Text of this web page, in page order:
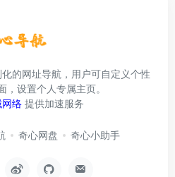
的网址导航，用户可自定义个性
，设置个人专属主页。
络 提供加速服务
奇心网盘 奇心小助手